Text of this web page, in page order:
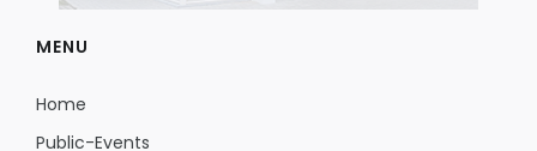
MENU
Home
Public-Events